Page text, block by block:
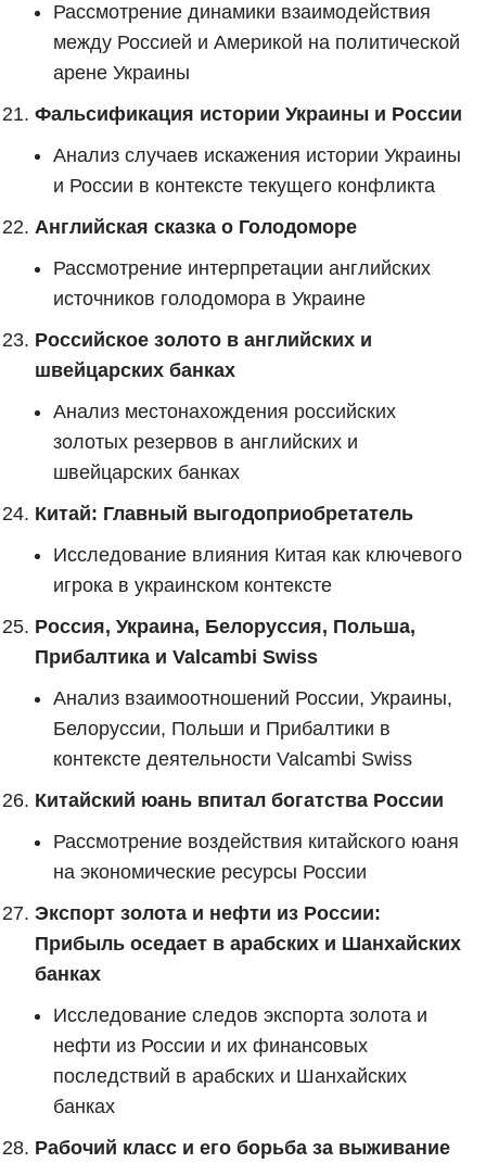
Рассмотрение динамики взаимодействия
между Россией и Америкой на политической
арене Украины
Фальсификация истории Украины и России
Анализ случаев искажения истории Украины
и России в контексте текущего конфликта
Английская сказка о Голодоморе
Рассмотрение интерпретации английских
источников голодомора в Украине
Российское золото в английских и
швейцарских банках
Анализ местонахождения российских
золотых резервов в английских и
швейцарских банках
Китай: Главный выгодоприобретатель
Исследование влияния Китая как ключевого
игрока в украинском контексте
Россия, Украина, Белоруссия, Польша,
Прибалтика и Valcambi Swiss
Анализ взаимоотношений России, Украины,
Белоруссии, Польши и Прибалтики в
контексте деятельности Valcambi Swiss
Китайский юань впитал богатства России
Рассмотрение воздействия китайского юаня
на экономические ресурсы России
Экспорт золота и нефти из России:
Прибыль оседает в арабских и Шанхайских
банках
Исследование следов экспорта золота и
нефти из России и их финансовых
последствий в арабских и Шанхайских
банках
Рабочий класс и его борьба за выживание